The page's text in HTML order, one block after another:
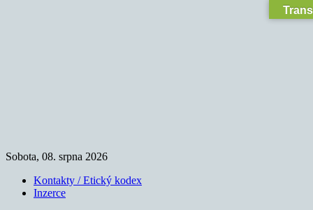
Sobota, 08. srpna 2026
Kontakty / Etický kodex
Inzerce